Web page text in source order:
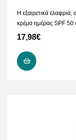
Η εξαιρετικά
κρέμα ημέρας SPF 50
17,98€